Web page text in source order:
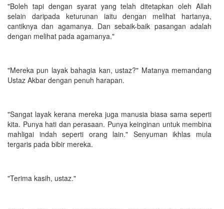
"Boleh tapi dengan syarat yang telah ditetapkan oleh Allah
selain daripada keturunan iaitu dengan melihat hartanya,
cantiknya dan agamanya. Dan sebaik-baik pasangan adalah
dengan melihat pada agamanya."
"Mereka pun layak bahagia kan, ustaz?" Matanya memandang
Ustaz Akbar dengan penuh harapan.
"Sangat layak kerana mereka juga manusia biasa sama seperti
kita. Punya hati dan perasaan. Punya keinginan untuk membina
mahligai indah seperti orang lain." Senyuman ikhlas mula
tergaris pada bibir mereka.
"Terima kasih, ustaz."